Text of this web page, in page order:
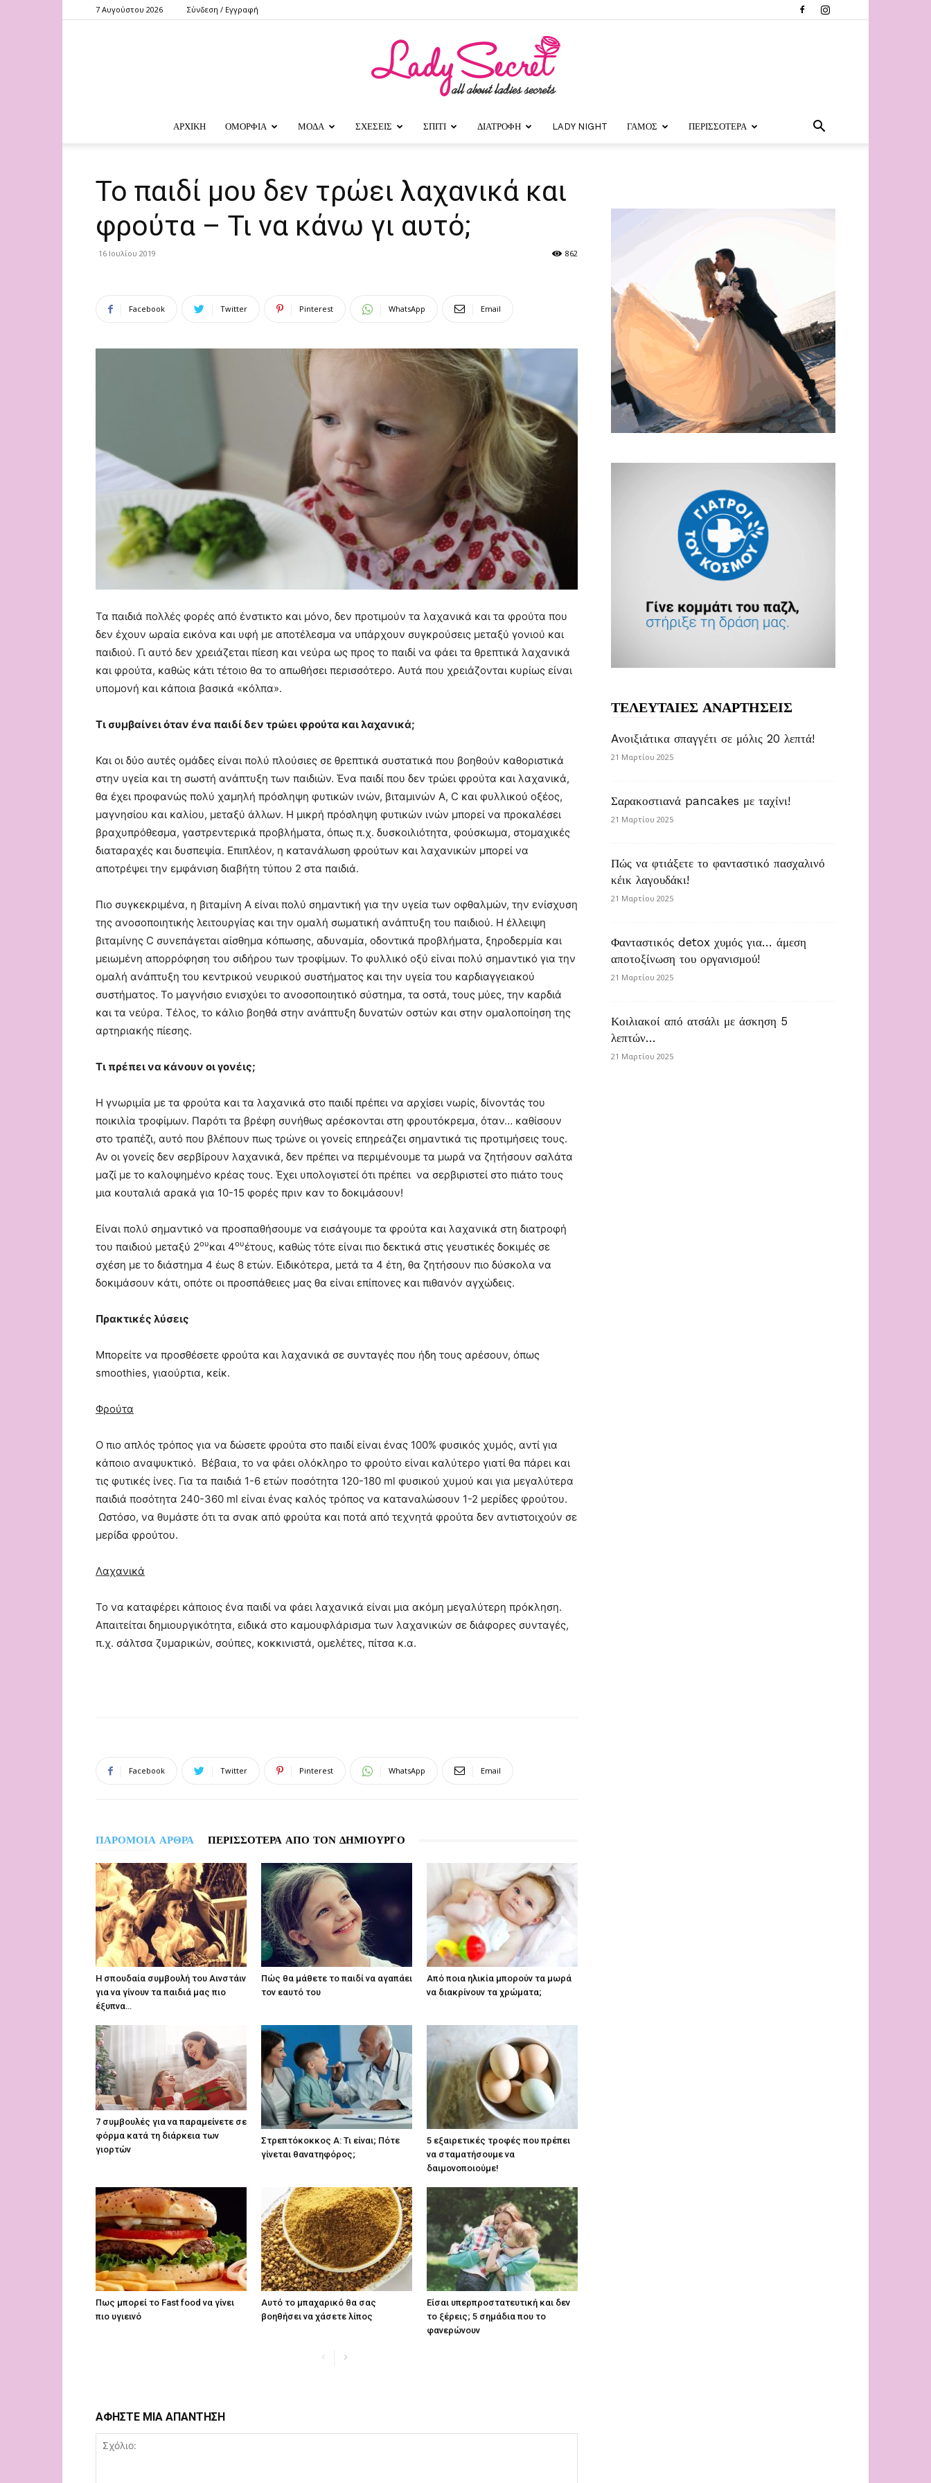
7 Αυγούστου 2026 Σύνδεση / Εγγραφή
Secret
ΑΡΧΙΚΗ ΟΜΟΡΦΙΑ ΜΟΔΑ ΣΧΕΣΕΙΣ ΣΠΙΤΙ ΔΙΑΤΡΟΦΗ LADY NIGHT ΓΑΜΟΣ ΠΕΡΙΣΣΟΤΕΡΑ
Το παιδί μου δεν τρώει λαχανικά και
φρούτα – Τι να κάνω γι αυτό;
16 Ιουλίου 2019 862
Facebook Twitter Pinterest WhatsApp Email
Τα παιδιά πολλές φορές από ένστικτο και μόνο, δεν προτιμούν τα λαχανικά και τα φρούτα που
δεν έχουν ωραία εικόνα και υφή με αποτέλεσμα να υπάρχουν συγκρούσεις μεταξύ γονιού και
παιδιού. Γι αυτό δεν χρειάζεται πίεση και νεύρα ως προς το παιδί να φάει τα θρεπτικά λαχανικά
και φρούτα, καθώς κάτι τέτοιο θα το απωθήσει περισσότερο. Αυτά που χρειάζονται κυρίως είναι
υπομονή και κάποια βασικά «κόλπα».
Τι συμβαίνει όταν ένα παιδί δεν τρώει φρούτα και λαχανικά;
Και οι δύο αυτές ομάδες είναι πολύ πλούσιες σε θρεπτικά συστατικά που βοηθούν καθοριστικά
στην υγεία και τη σωστή ανάπτυξη των παιδιών. Ένα παιδί που δεν τρώει φρούτα και λαχανικά,
θα έχει προφανώς πολύ χαμηλή πρόσληψη φυτικών ινών, βιταμινών A, C και φυλλικού οξέος,
μαγνησίου και καλίου, μεταξύ άλλων. Η μικρή πρόσληψη φυτικών ινών μπορεί να προκαλέσει
βραχυπρόθεσμα, γαστρεντερικά προβλήματα, όπως π.χ. δυσκοιλιότητα, φούσκωμα, στομαχικές
διαταραχές και δυσπεψία. Επιπλέον, η κατανάλωση φρούτων και λαχανικών μπορεί να
αποτρέψει την εμφάνιση διαβήτη τύπου 2 στα παιδιά.
Πιο συγκεκριμένα, η βιταμίνη Α είναι πολύ σημαντική για την υγεία των οφθαλμών, την ενίσχυση
της ανοσοποιητικής λειτουργίας και την ομαλή σωματική ανάπτυξη του παιδιού. Η έλλειψη
βιταμίνης C συνεπάγεται αίσθημα κόπωσης, αδυναμία, οδοντικά προβλήματα, ξηροδερμία και
μειωμένη απορρόφηση του σιδήρου των τροφίμων. Το φυλλικό οξύ είναι πολύ σημαντικό για την
ομαλή ανάπτυξη του κεντρικού νευρικού συστήματος και την υγεία του καρδιαγγειακού
συστήματος. Το μαγνήσιο ενισχύει το ανοσοποιητικό σύστημα, τα οστά, τους μύες, την καρδιά
και τα νεύρα. Τέλος, το κάλιο βοηθά στην ανάπτυξη δυνατών οστών και στην ομαλοποίηση της
αρτηριακής πίεσης.
Τι πρέπει να κάνουν οι γονέις;
Η γνωριμία με τα φρούτα και τα λαχανικά στο παιδί πρέπει να αρχίσει νωρίς, δίνοντάς του
ποικιλία τροφίμων. Παρότι τα βρέφη συνήθως αρέσκονται στη φρουτόκρεμα, όταν… καθίσουν
στο τραπέζι, αυτό που βλέπουν πως τρώνε οι γονείς επηρεάζει σημαντικά τις προτιμήσεις τους.
Αν οι γονείς δεν σερβίρουν λαχανικά, δεν πρέπει να περιμένουμε τα μωρά να ζητήσουν σαλάτα
μαζί με το καλοψημένο κρέας τους. Έχει υπολογιστεί ότι πρέπει να σερβιριστεί στο πιάτο τους
μια κουταλιά αρακά για 10-15 φορές πριν καν το δοκιμάσουν!
Είναι πολύ σημαντικό να προσπαθήσουμε να εισάγουμε τα φρούτα και λαχανικά στη διατροφή
του παιδιού μεταξύ 2ουκαι 4ουέτους, καθώς τότε είναι πιο δεκτικά στις γευστικές δοκιμές σε
σχέση με το διάστημα 4 έως 8 ετών. Ειδικότερα, μετά τα 4 έτη, θα ζητήσουν πιο δύσκολα να
δοκιμάσουν κάτι, οπότε οι προσπάθειες μας θα είναι επίπονες και πιθανόν αγχώδεις.
Πρακτικές λύσεις
Μπορείτε να προσθέσετε φρούτα και λαχανικά σε συνταγές που ήδη τους αρέσουν, όπως
smoothies, γιαούρτια, κείκ.
Φρούτα
Ο πιο απλός τρόπος για να δώσετε φρούτα στο παιδί είναι ένας 100% φυσικός χυμός, αντί για
κάποιο αναψυκτικό. Βέβαια, το να φάει ολόκληρο το φρούτο είναι καλύτερο γιατί θα πάρει και
τις φυτικές ίνες. Για τα παιδιά 1-6 ετών ποσότητα 120-180 ml φυσικού χυμού και για μεγαλύτερα
παιδιά ποσότητα 240-360 ml είναι ένας καλός τρόπος να καταναλώσουν 1-2 μερίδες φρούτου.
Ωστόσο, να θυμάστε ότι τα σνακ από φρούτα και ποτά από τεχνητά φρούτα δεν αντιστοιχούν σε
μερίδα φρούτου.
Λαχανικά
Το να καταφέρει κάποιος ένα παιδί να φάει λαχανικά είναι μια ακόμη μεγαλύτερη πρόκληση.
Απαιτείται δημιουργικότητα, ειδικά στο καμουφλάρισμα των λαχανικών σε διάφορες συνταγές,
π.χ. σάλτσα ζυμαρικών, σούπες, κοκκινιστά, ομελέτες, πίτσα κ.α.
Facebook Twitter Pinterest WhatsApp Email
ΠΑΡΟΜΟΙΑ ΑΡΘΡΑ ΠΕΡΙΣΣΟΤΕΡΑ ΑΠΟ ΤΟΝ ΔΗΜΙΟΥΡΓΟ
Η σπουδαία συμβουλή του Αινστάιν
για να γίνουν τα παιδιά μας πιο
έξυπνα…
Πώς θα μάθετε το παιδί να αγαπάει
τον εαυτό του
Από ποια ηλικία μπορούν τα μωρά
να διακρίνουν τα χρώματα;
7 συμβουλές για να παραμείνετε σε
φόρμα κατά τη διάρκεια των
γιορτών
Στρεπτόκοκκος Α: Τι είναι; Πότε
γίνεται θανατηφόρος;
5 εξαιρετικές τροφές που πρέπει
να σταματήσουμε να
δαιμονοποιούμε!
Πως μπορεί το Fast food να γίνει
πιο υγιεινό
Αυτό το μπαχαρικό θα σας
βοηθήσει να χάσετε λίπος
Είσαι υπερπροστατευτική και δεν
το ξέρεις; 5 σημάδια που το
φανερώνουν
ΑΦΗΣΤΕ ΜΙΑ ΑΠΑΝΤΗΣΗ
ΤΕΛΕΥΤΑΙΕΣ ΑΝΑΡΤΗΣΕΙΣ
Aνοιξιάτικα σπαγγέτι σε μόλις 20 λεπτά!
21 Μαρτίου 2025
Σαρακοστιανά pancakes με ταχίνι!
21 Μαρτίου 2025
Πώς να φτιάξετε το φανταστικό πασχαλινό
κέικ λαγουδάκι!
21 Μαρτίου 2025
Φανταστικός detox χυμός για… άμεση
αποτοξίνωση του οργανισμού!
21 Μαρτίου 2025
Κοιλιακοί από ατσάλι με άσκηση 5
λεπτών…
21 Μαρτίου 2025